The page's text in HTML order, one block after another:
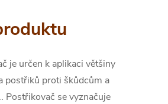
je určen k aplikaci většiny
postřiků proti škůdcům a
Postřikovač se vyznačuje